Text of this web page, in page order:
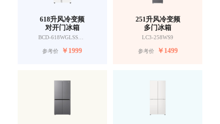
618升风冷变频
对开门冰箱
BCD-618WGLSSEDW9
参考价 ￥1999
251升风冷变频
多门冰箱
LC3-258WS9
参考价 ￥1499